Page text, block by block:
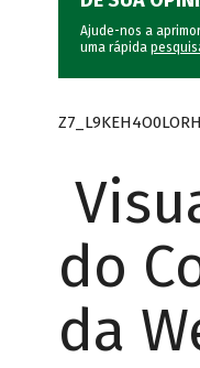
Ajude-nos a
uma rápida
do
da